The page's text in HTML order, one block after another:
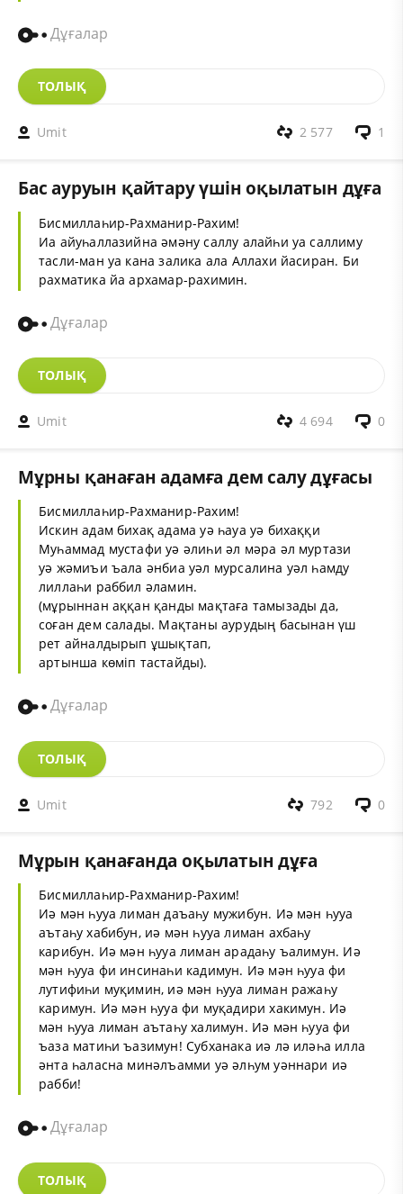
Дұғалар
ТОЛЫҚ
Umit 1
2 577
Бас ауруын қайтару үшін оқылатын дұға
Бисмиллаһир-Рахманир-Рахим!
Иа айуһаллазийна әмәну саллу алайһи уа саллиму
тасли-ман уа кана залика ала Аллахи йасиран. Би
рахматика йа архамар-рахимин.
Дұғалар
ТОЛЫҚ
Umit 0
4 694
Мұрны қанаған адамға дем салу дұғасы
Бисмиллаһир-Рахманир-Рахим!
Искин адам бихақ адама уә һауа уә бихаққи
Муһаммад мустафи уә әлиһи әл мәра әл муртази
уә жәмиъи ъала әнбиа уәл мурсалина уәл һамду
лиллаһи раббил әламин.
(мұрыннан аққан қанды мақтаға тамызады да,
соған дем салады. Мақтаны аурудың басынан үш
рет айналдырып ұшықтап,
артынша көміп тастайды).
Дұғалар
ТОЛЫҚ
Umit 0
792
Мұрын қанағанда оқылатын дұға
Бисмиллаһир-Рахманир-Рахим!
Иә мән һууа лиман даъаһу мужибун. Иә мән һууа
аътаһу хабибун, иә мән һууа лиман ахбаһу
карибун. Иә мән һууа лиман арадаһу ъалимун. Иә
мән һууа фи инсинаһи кадимун. Иә мән һууа фи
лутифиһи муқимин, иә мән һууа лиман ражаһу
каримун. Иә мән һууа фи муқадири хакимун. Иә
мән һууа лиман аътаһу халимун. Иә мән һууа фи
ъаза матиһи ъазимун! Субханака иә лә иләһа илла
әнта һаласна минәлъамми уә әлһум уәннари иә
рабби!
Дұғалар
ТОЛЫҚ